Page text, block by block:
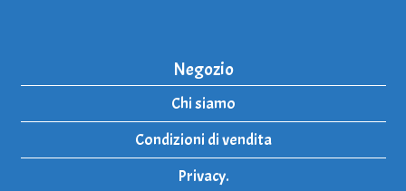
Negozio
Chi siamo
Condizioni di vendita
Privacy.